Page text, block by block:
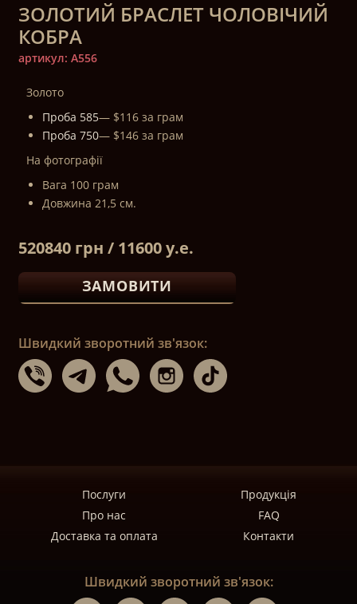
ЗОЛОТИЙ БРАСЛЕТ ЧОЛОВІЧИЙ
КОБРА
артикул: A556
Золото
Проба 585— $116 за грам
Проба 750— $146 за грам
На фотографії
Вага 100 грам
Довжина 21,5 см.
520840 грн / 11600 у.е.
ЗАМОВИТИ
Швидкий зворотний зв'язок:
Послуги
Продукція
Про нас
FAQ
Доставка та оплата
Контакти
Швидкий зворотний зв'язок: